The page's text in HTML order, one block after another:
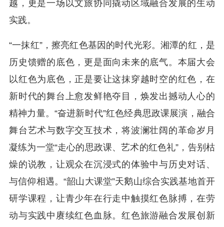
越，更是一场以文旅协同撬动区域融合发展的生动
实践。
“一抹红”，擦亮红色基因的时代光彩。湘潭的红，是
历史馈赠的底色，更是面向未来的底气。本届大会
以红色为底色，正是要让这抹穿越时空的红色，在
新时代的舞台上愈发鲜艳夺目，焕发出撼动人心的
精神力量。“奋进新时代”红色经典思政课展演，融合
舞台艺术与数字交互技术，将波澜壮阔的革命岁月
凝练为一堂“走心的思政课、艺术的红色礼”，告别枯
燥的说教，让观众在沉浸式的体验中与历史对话、
与信仰相遇。“韶山大课堂”天鹅山综合实践基地首开
研学课程，让青少年在行走中触摸红色脉搏，在劳
动与实践中赓续红色血脉。红色旅游融合发展创新